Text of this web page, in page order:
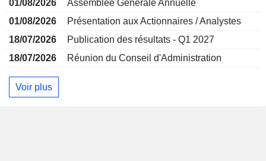
01/08/2026
Assemblée Générale Annuelle
01/08/2026
Présentation aux Actionnaires / Analystes
18/07/2026
Publication des résultats - Q1 2027
18/07/2026
Réunion du Conseil d'Administration
Voir plus